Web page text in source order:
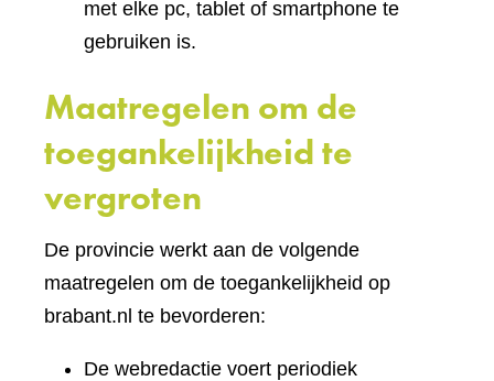
met elke pc, tablet of smartphone te
gebruiken is.
Maatregelen om de
toegankelijkheid te
vergroten
De provincie werkt aan de volgende
maatregelen om de toegankelijkheid op
brabant.nl te bevorderen:
De webredactie voert periodiek